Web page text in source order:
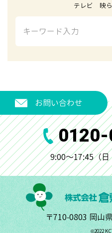
テレビ 映ら
お問い合わせ
9:00～17:45（
〒710-0803 岡山
©︎2022